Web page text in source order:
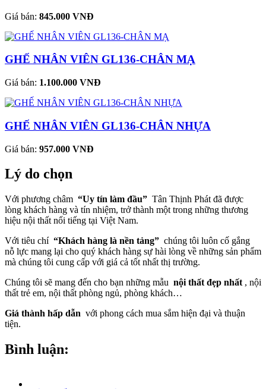
Giá bán: 845.000 VNĐ
GHẾ NHÂN VIÊN GL136-CHÂN MẠ
Giá bán: 1.100.000 VNĐ
GHẾ NHÂN VIÊN GL136-CHÂN NHỰA
Giá bán: 957.000 VNĐ
Lý do chọn
Với phương châm “Uy tín làm đầu” Tân Thịnh Phát đã được
lòng khách hàng và tín nhiệm, trở thành một trong những thương
hiệu nội thất nổi tiếng tại Việt Nam.
Với tiêu chí “Khách hàng là nền tảng” chúng tôi luôn cố gắng
nỗ lực mang lại cho quý khách hàng sự hài lòng về những sản phẩm
mà chúng tôi cung cấp với giá cả tốt nhất thị trường.
Chúng tôi sẽ mang đến cho bạn những mẫu nội thất đẹp nhất , nội
thất trẻ em, nội thất phòng ngủ, phòng khách…
Giá thành hấp dẫn với phong cách mua sắm hiện đại và thuận
tiện.
Bình luận: